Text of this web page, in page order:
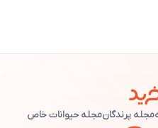
مجله پرندگانمجله حیوانات خاص